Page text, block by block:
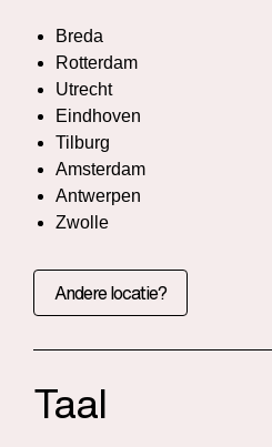
Breda
Rotterdam
Utrecht
Eindhoven
Tilburg
Amsterdam
Antwerpen
Zwolle
Andere locatie?
Taal